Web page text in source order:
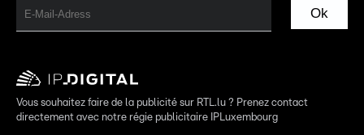
Ok
Vous souhaitez faire de la publicité sur RTL.lu ? Prenez contact
directement avec notre régie publicitaire IPLuxembourg